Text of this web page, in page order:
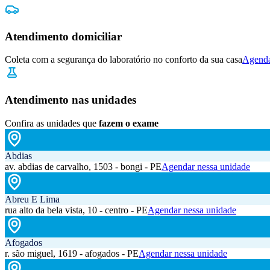
Atendimento domiciliar
Coleta com a segurança do laboratório no conforto da sua casa
Atendimento nas unidades
Confira as unidades que fazem o exame
Abdias
av. abdias de carvalho, 1503 - bongi - PEAgendar nessa unidade
Abreu E Lima
rua alto da bela vista, 10 - centro - PEAgendar nessa unidade
Afogados
r. são miguel, 1619 - afogados - PEAgendar nessa unidade